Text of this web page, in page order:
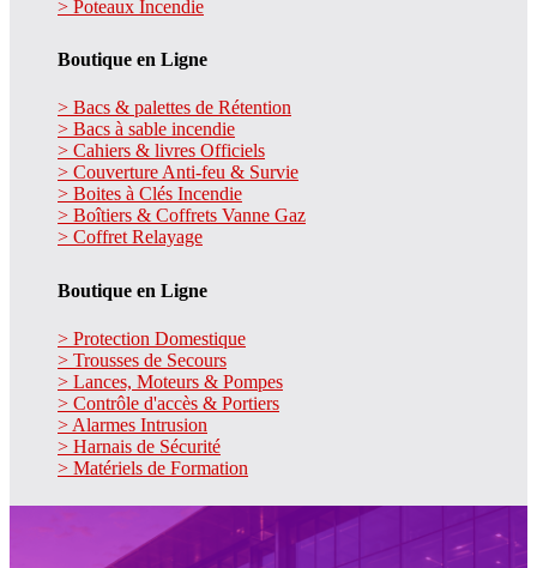
> Poteaux Incendie
Boutique en Ligne
> Bacs & palettes de Rétention
> Bacs à sable incendie
> Cahiers & livres Officiels
> Couverture Anti-feu & Survie
> Boites à Clés Incendie
> Boîtiers & Coffrets Vanne Gaz
> Coffret Relayage
Boutique en Ligne
> Protection Domestique
> Trousses de Secours
> Lances, Moteurs & Pompes
> Contrôle d'accès & Portiers
> Alarmes Intrusion
> Harnais de Sécurité
> Matériels de Formation